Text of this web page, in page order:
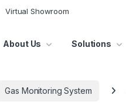
Virtual Showroom
About Us Solutions
Gas Monitoring System